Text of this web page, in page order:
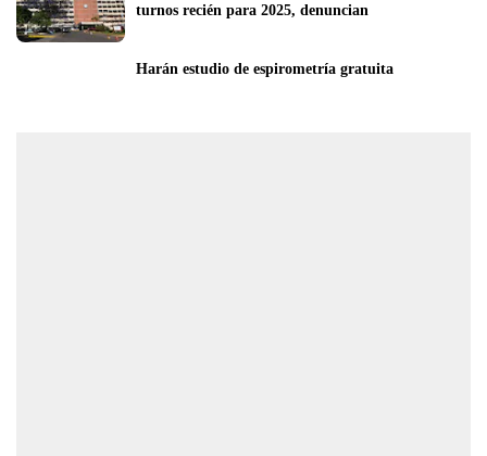
turnos recién para 2025, denuncian
Harán estudio de espirometría gratuita